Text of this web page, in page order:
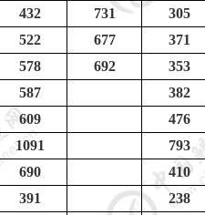
432 731
305
522 677
371
578 692
353
587
382
609
476
1091
793
690
410
391
238